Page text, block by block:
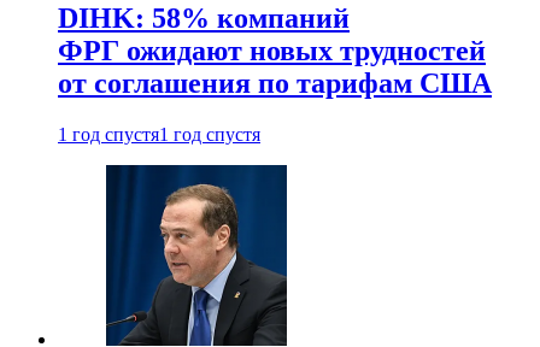
DIHK: 58% компаний
ФРГ ожидают новых трудностей
от соглашения по тарифам США
1 год спустя1 год спустя